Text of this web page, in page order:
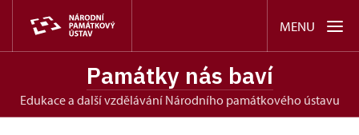
MENU
Památky nás baví
edukace a další vzdělávání Národního památkového ústavu